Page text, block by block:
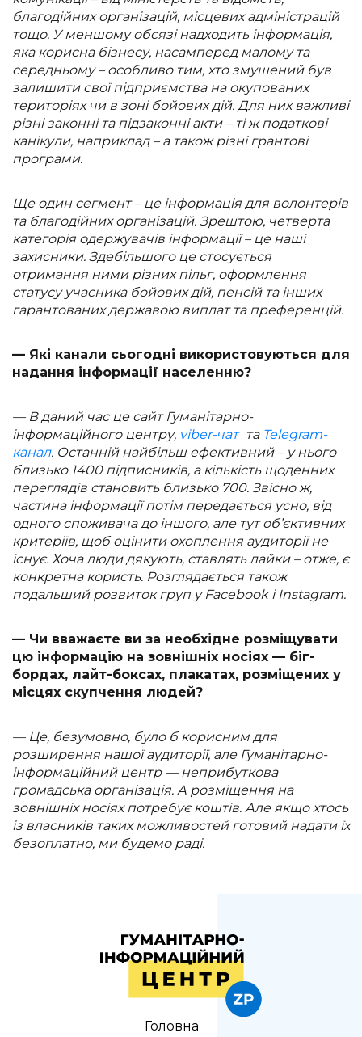
благодійних організацій, місцевих адміністрацій
тощо. У меншому обсязі надходить інформація,
яка корисна бізнесу, насамперед малому та
середньому – особливо тим, хто змушений був
залишити свої підприємства на окупованих
територіях чи в зоні бойових дій. Для них важливі
різні законні та підзаконні акти – ті ж податкові
канікули, наприклад – а також різні грантові
програми.
Ще один сегмент – це інформація для волонтерів
та благодійних організацій. Зрештою, четверта
категорія одержувачів інформації – це наші
захисники. Здебільшого це стосується
отримання ними різних пільг, оформлення
статусу учасника бойових дій, пенсій та інших
гарантованих державою виплат та преференцій.
— Які канали сьогодні використовуються для
надання інформації населенню?
— В даний час це сайт Гуманітарно-
інформаційного центру, viber-чат та Telegram-
канал. Останній найбільш ефективний – у нього
близько 1400 підписників, а кількість щоденних
переглядів становить близько 700. Звісно ж,
частина інформації потім передається усно, від
одного споживача до іншого, але тут об’єктивних
критеріїв, щоб оцінити охоплення аудиторії не
існує. Хоча люди дякують, ставлять лайки – отже, є
конкретна користь. Розглядається також
подальший розвиток груп у Facebook i Instagram.
— Чи вважаєте ви за необхідне розміщувати
цю інформацію на зовнішніх носіях — біг-
бордах, лайт-боксах, плакатах, розміщених у
місцях скупчення людей?
— Це, безумовно, було б корисним для
розширення нашої аудиторії, але Гуманітарно-
інформаційний центр — неприбуткова
громадська організація. А розміщення на
зовнішніх носіях потребує коштів. Але якщо хтось
із власників таких можливостей готовий надати їх
безоплатно, ми будемо раді.
Головна